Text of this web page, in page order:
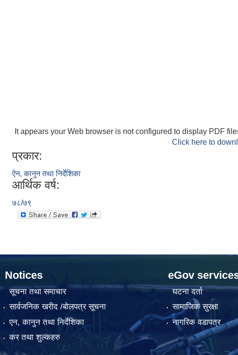
It appears your Web browser is not configured to display PDF
Click here to
प्रकार:
ऐन, कानुन तथा निर्देशिका
आर्थिक वर्ष:
७८/७९
Notices
सूचना तथा समाचार
सार्वजनिक खरीद /बोलपत्र सूचना
एन, कानुन तथा निर्देशिका
कर तथा शुल्कहरु
eGov
घटना दर्ता
सामाजिक सुरक्षा
नागरिक वडापत्र